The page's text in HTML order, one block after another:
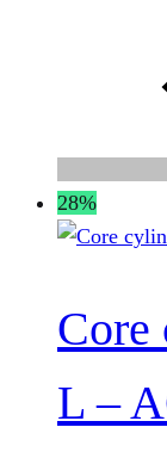
28%
Core
L –